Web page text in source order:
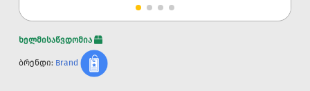
ხელმისაწვდომია
ბრენდი: Brand